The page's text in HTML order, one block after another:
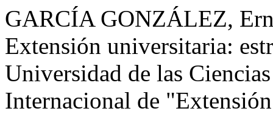
GARCÍA GONZÁLEZ,
Extensión universitaria:
Universidad de las
Internacional de